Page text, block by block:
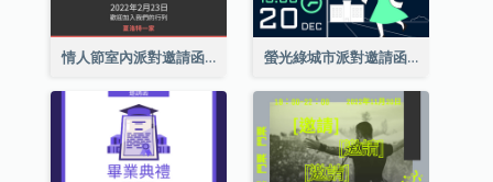
情人節室內派對邀請函 螢光綠城市派對邀請函